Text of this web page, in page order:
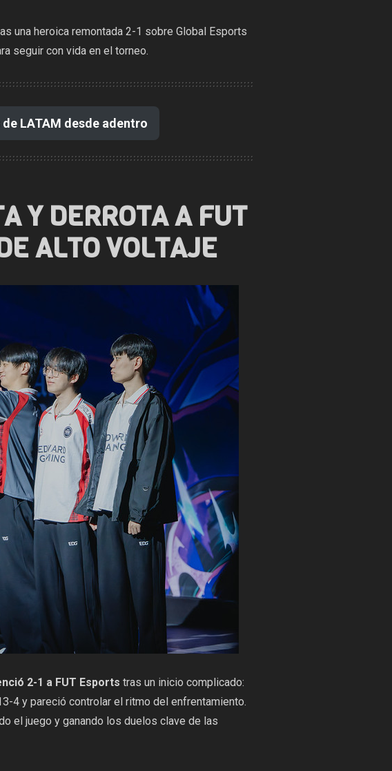
una heroica remontada 2-1 sobre Global Esports
seguir con vida en el torneo.
LATAM desde adentro
Y DERROTA A FUT
ALTO VOLTAJE
2-1 a FUT Esports tras un inicio complicado:
4 y pareció controlar el ritmo del enfrentamiento.
el juego y ganando los duelos clave de las